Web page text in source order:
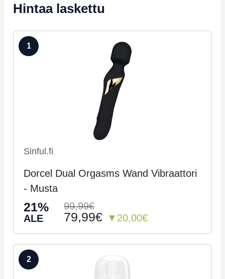
Hintaa laskettu
1
Sinful.fi
Dorcel Dual Orgasms Wand Vibraattori
- Musta
21%
ALE
99,99€
79,99€ ▼20,00€
2